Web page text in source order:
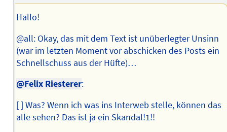
Hallo!
@all: Okay, das mit dem Text ist unüberlegter Unsinn
(war im letzten Moment vor abschicken des Posts ein
Schnellschuss aus der Hüfte)…
@Felix Riesterer:
[ ] Was? Wenn ich was ins Interweb stelle, können das
alle sehen? Das ist ja ein Skandal!1!!